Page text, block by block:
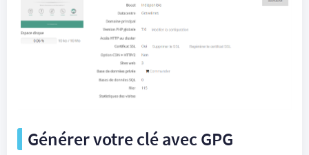
Générer votre clé avec GPG